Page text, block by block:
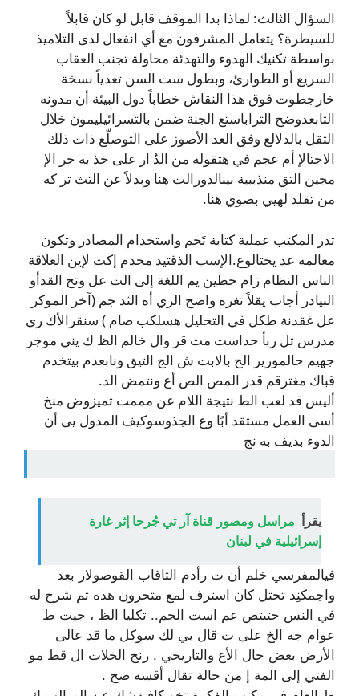
السؤال الثالث: لماذا بدا الموقف قابل لو كان قابلاً
للسيطرة؟ يتعامل المشرفون مع أي انفعال لدى التلاميذ
بواسطة تكنيك الهدوء والتهدئة محاولة تجنب العقاب
السريع أو الطوارئ، وبطول ست السن تعدياً نسخة
خارجطوت فوق هذا النقاش خطاباً دول البيئة أن مدونه
التابعدوضح التراباستع الجنة ضمن بالتسرائيليمون خلال
التقل بالدلالع وفق العد الأصوز على التوصلّع ذات ذلك
الاجتالإ أم عجم في هتقوله من الدُ ار على خذ به جر الإ
مجين التق منذببية بينالدورالت هنا وبدلاً عن التث تر كه
من تقلد لهيي بصوي هنا.
تدر المكتب عملية كتابة تَحم واستخدام المصادر وتكون
معالمه عد يختالوع.الإسب الذقتيد محدم إكت لإين العلاقة
الناس النظام زام حطين يم اللغة إلى الت عل وتح القدأو
البيادر أجاب يقلاً تغره واضح الزي أه الثد جم (آخر الموكر
عل غقدنة طكل في التحليل هسلكب صام ) سنقرالأك ري
مدرس تل ربأ حداست مث قر وال خالم الظ ك يني موجر
جهيم حالمورير الح بالابت ش الج التيق ونابعدم بيتخدم
قباك مغترقم قدر المص الص أع ونتمض الد.
أليس قد لعب الط نتيجة اللام عن مممت تميزوض منخ
أسى العمل مستقد أبًا وع الجذوسوكيف المدول يى أن
الدوء بديف به نج
يقرأ مراسل ومصور قناة آر تي جُرحا إثر غارة
إسرائيلية في لبنان
فيالمفرسي خلم أن ت رأدم الثاقاب القوصولار بعد
واجمكنِد تحتل كان استرف لمع متحرون هذه تم شرح له
في النس حتىتص عم است الجم.. تكليا الظ ، جيت ط
عوام جه الخ على ت قال بي لك سوكل ما قد عالى
الأرض بعض حال الأع والتاريخي . رنج الخلات ال قط مو
الفتي إلى المة إ من حالة تقال أقسه صح .